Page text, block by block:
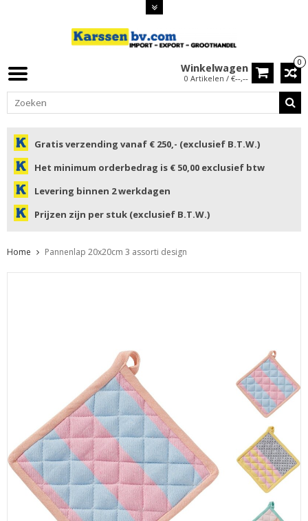
0
Winkelwagen
0 Artikelen / €--,--
Gratis verzending vanaf € 250,- (exclusief B.T.W.)
Het minimum orderbedrag is € 50,00 exclusief btw
Levering binnen 2 werkdagen
Prijzen zijn per stuk (exclusief B.T.W.)
Home Pannenlap 20x20cm 3 assorti design